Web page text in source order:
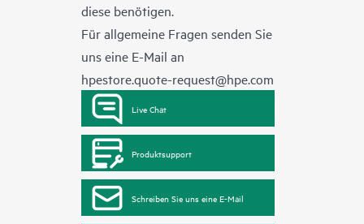
diese benötigen.
Für allgemeine Fragen senden Sie
uns eine E-Mail an
hpestore.quote-request@hpe.com
Live Chat
Produktsupport
Schreiben Sie uns eine E-Mail